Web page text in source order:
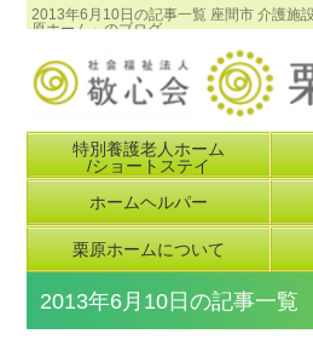
2013年6月10日の記事一覧 座間市 介護
原ホーム」のブログ
特別養護老人ホーム
/ショートステイ
ホームヘルパー
栗原ホームについて
2013年6月10日の記事一覧